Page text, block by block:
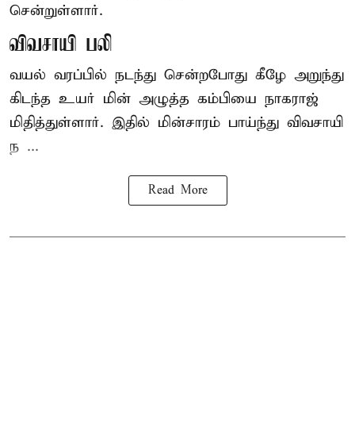
சென்றுள்ளார்.
விவசாயி பலி
வயல் வரப்பில் நடந்து சென்றபோது கீழே அறுந்து
கிடந்த உயர் மின் அழுத்த கம்பியை நாகராஜ்
மிதித்துள்ளார். இதில் மின்சாரம் பாய்ந்து விவசாயி
ந ...
Read More